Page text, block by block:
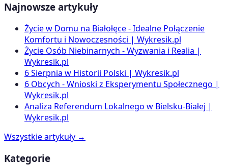
Najnowsze artykuły
Życie w Domu na Białołęce - Idealne Połączenie
Komfortu i Nowoczesności | Wykresik.pl
Życie Osób Niebinarnych - Wyzwania i Realia |
Wykresik.pl
6 Sierpnia w Historii Polski | Wykresik.pl
6 Obcych - Wnioski z Eksperymentu Społecznego |
Wykresik.pl
Analiza Referendum Lokalnego w Bielsku-Białej |
Wykresik.pl
Wszystkie artykuły →
Kategorie